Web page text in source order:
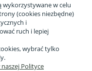
wykorzystywane w celu
(cookies niezbędne)
i
ruch i lepiej
wybrać tylko
Polityce